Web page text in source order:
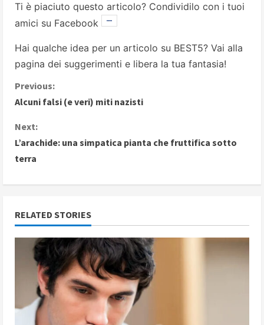
Ti è piaciuto questo articolo? Condividilo con i tuoi
amici su Facebook
Hai qualche idea per un articolo su BEST5? Vai alla
pagina dei suggerimenti e libera la tua fantasia!
C
n
t
i
n
u
e
Previous:
Alcuni falsi (e veri) miti nazisti
Next:
L’arachide: una simpatica pianta che fruttifica sotto
terra
RELATED STORIES